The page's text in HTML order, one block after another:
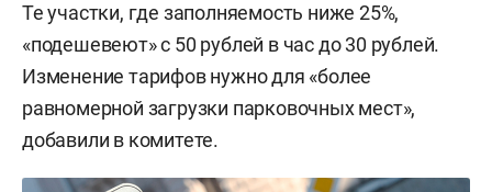
Те участки, где заполняемость ниже 25%,
«подешевеют» с 50 рублей в час до 30 рублей.
Изменение тарифов нужно для «более
равномерной загрузки парковочных мест»,
добавили в комитете.